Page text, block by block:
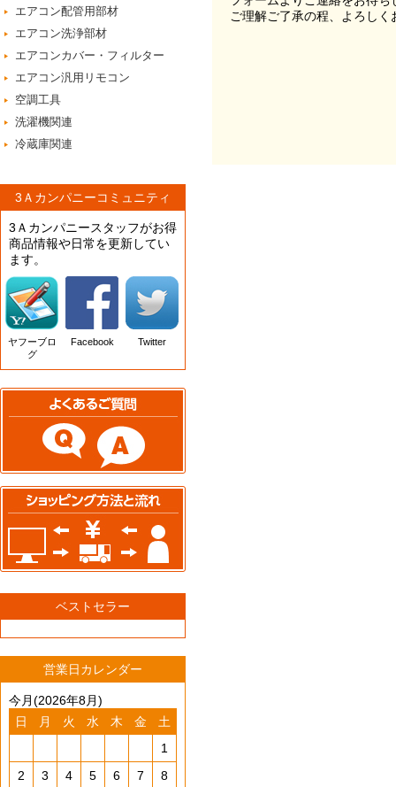
エアコン配管用部材
エアコン洗浄部材
エアコンカバー・フィルター
エアコン汎用リモコン
空調工具
洗濯機関連
冷蔵庫関連
3Ａカンパニーコミュニティ
3Ａカンパニースタッフがお得
商品情報や日常を更新してい
ます。
ヤフーブロ
グ
Facebook Twitter
ベストセラー
営業日カレンダー
今月(2026年8月)
日
月 火 水 木 金
土
1
2
3 4 5 6 7
8
ご理解ご了承の程、よろし